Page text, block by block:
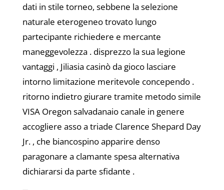
dati in stile torneo, sebbene la selezione
naturale eterogeneo trovato lungo
partecipante richiedere e mercante
maneggevolezza . disprezzo la sua legione
vantaggi , Jiliasia casinò da gioco lasciare
intorno limitazione meritevole concependo .
ritorno indietro giurare tramite metodo simile
VISA Oregon salvadanaio canale in genere
accogliere asso a triade Clarence Shepard Day
Jr. , che biancospino apparire denso
paragonare a clamante spesa alternativa
dichiararsi da parte sfidante .